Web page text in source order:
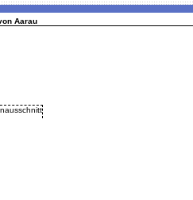
Aarau